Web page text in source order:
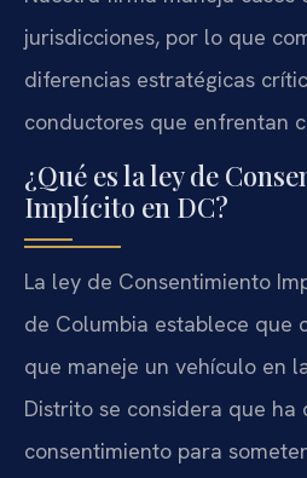
jurisdicciones, por lo que
diferencias estratégicas
conductores que enfrentan
¿Qué es la ley de
Implícito en DC?
La ley de Consentimiento
de Columbia establece que
que maneje un vehículo en
Distrito se considera que ha
consentimiento para